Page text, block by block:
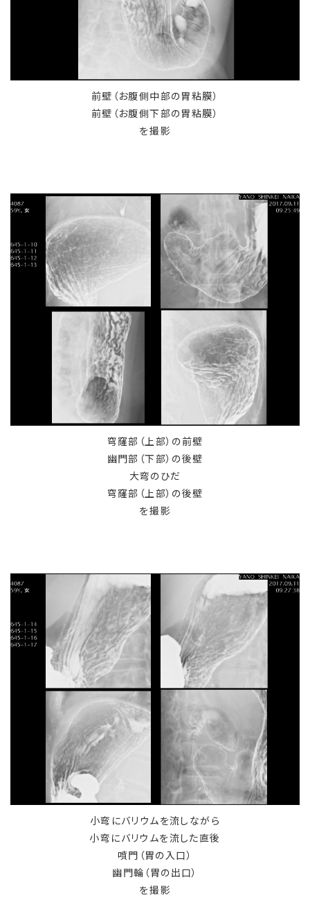
前壁（お腹側中部の胃粘膜）
前壁（お腹側下部の胃粘膜）
を撮影
穹窿部（上部）の前壁
幽門部（下部）の後壁
大弯のひだ
穹窿部（上部）の後壁
を撮影
小弯にバリウムを流しながら
小弯にバリウムを流した直後
噴門（胃の入口）
幽門輪（胃の出口）
を撮影